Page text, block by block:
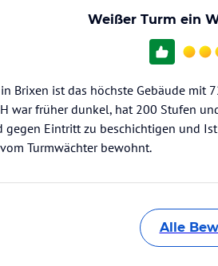
Weißer Turm ein
in Brixen ist das höchste Gebäude mit
war früher dunkel, hat 200 Stufen
gegen Eintritt zu beschichtigen und
Turmwächter bewohnt.
Alle